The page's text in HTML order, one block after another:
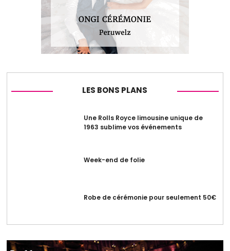
LES BONS PLANS
Une Rolls Royce limousine unique de
1963 sublime vos événements
Week-end de folie
Robe de cérémonie pour seulement 50€